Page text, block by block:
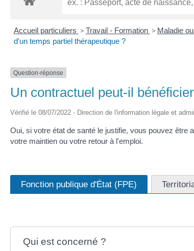
Accueil particuliers > Travail - Formation > Maladie
d'un temps partiel thérapeutique ?
Question-réponse
Un contractuel peut-il
Vérifié le 08/07/2022 - Direction de l'information légale et
Oui, si votre état de santé le justifie, vous pouvez être
votre maintien ou votre retour à l'emploi.
Fonction publique d'État (FPE)
Qui est concerné ?